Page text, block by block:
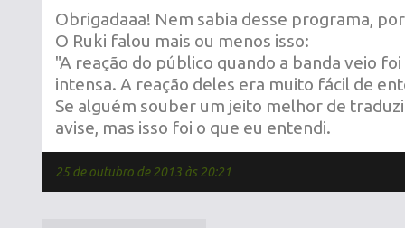
Obrigadaaa! Nem sabia desse programa,
O Ruki falou mais ou menos isso:
"A reação do público quando a banda veio
intensa. A reação deles era muito fácil de
Se alguém souber um jeito melhor de
avise, mas isso foi o que eu entendi.
25 de outubro de 2013 às 20:21